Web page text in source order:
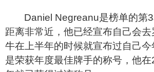
Daniel Negreanu是榜单的第
距离非常近，他已经宣布自己会
牛在上半年的时候就宣布过自己
是荣获年度最佳牌手的称号，他